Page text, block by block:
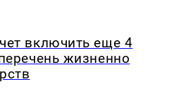
включить еще 4
жизненно